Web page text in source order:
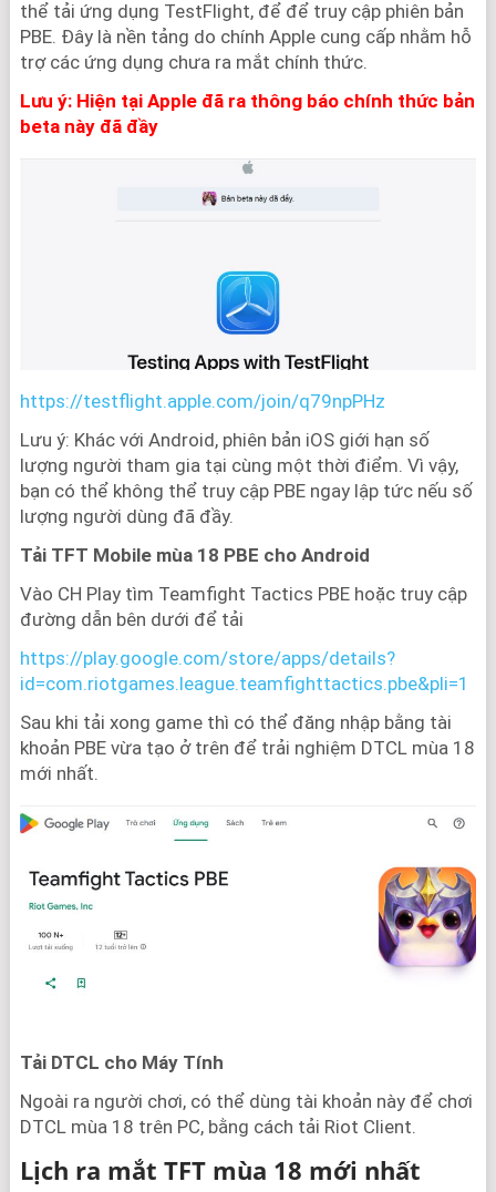
thể tải ứng dụng TestFlight, để để truy cập phiên bản
PBE. Đây là nền tảng do chính Apple cung cấp nhằm hỗ
trợ các ứng dụng chưa ra mắt chính thức.
Lưu ý: Hiện tại Apple đã ra thông báo chính thức bản
beta này đã đầy
https://testflight.apple.com/join/q79npPHz
Lưu ý: Khác với Android, phiên bản iOS giới hạn số
lượng người tham gia tại cùng một thời điểm. Vì vậy,
bạn có thể không thể truy cập PBE ngay lập tức nếu số
lượng người dùng đã đầy.
Tải TFT Mobile mùa 18 PBE cho Android
Vào CH Play tìm Teamfight Tactics PBE hoặc truy cập
đường dẫn bên dưới để tải
https://play.google.com/store/apps/details?
id=com.riotgames.league.teamfighttactics.pbe&pli=1
Sau khi tải xong game thì có thể đăng nhập bằng tài
khoản PBE vừa tạo ở trên để trải nghiệm DTCL mùa 18
mới nhất.
Tải DTCL cho Máy Tính
Ngoài ra người chơi, có thể dùng tài khoản này để chơi
DTCL mùa 18 trên PC, bằng cách tải Riot Client.
Lịch ra mắt TFT mùa 18 mới nhất